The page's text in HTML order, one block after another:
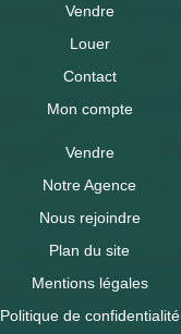
Vendre
Louer
Contact
Mon compte
Vendre
Notre Agence
Nous rejoindre
Plan du site
Mentions légales
Politique de confidentialité